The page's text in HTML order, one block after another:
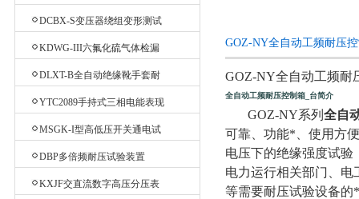
DCBX-S变压器绕组变形测试
KDWG-III六氟化硫气体检漏
DLXT-B全自动绝缘靴手套耐
压试验装置
YTC2089手持式三相电能表现
场效验仪
MSGK-I型高低压开关通电试
DBP多倍频耐压试验装置
KXJF交直流数字高压分压表
GOZ-NY全自动工频耐压
GOZ-NY全自动工频耐
全自动工频耐压控制箱_台简介
GOZ-NY系列 全自
可靠、功能*、使用方
电压下的绝缘强度试
电力运行相关部门、
等需要耐压试验设备的